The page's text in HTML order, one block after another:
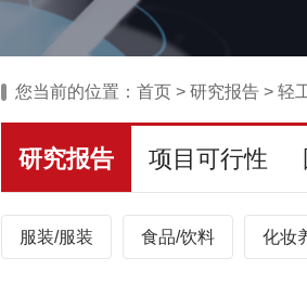
您当前的位置： 首页 > 研究报告 > 轻
研究报告 项目可行性
服装/服装 食品/饮料 化妆